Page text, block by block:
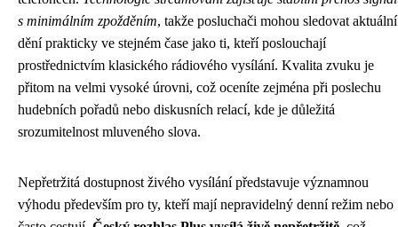
s minimálním zpožděním, takže posluchači mohou sledovat aktuální
dění prakticky ve stejném čase jako ti, kteří poslouchají
prostřednictvím klasického rádiového vysílání. Kvalita zvuku je
přitom na velmi vysoké úrovni, což oceníte zejména při poslechu
hudebních pořadů nebo diskusních relací, kde je důležitá
srozumitelnost mluveného slova.
Nepřetržitá dostupnost živého vysílání představuje významnou
výhodu především pro ty, kteří mají nepravidelný denní režim nebo